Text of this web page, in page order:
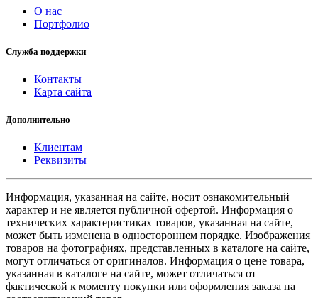
О нас
Портфолио
Служба поддержки
Контакты
Карта сайта
Дополнительно
Клиентам
Реквизиты
Информация, указанная на сайте, носит ознакомительный
характер и не является публичной офертой. Информация о
технических характеристиках товаров, указанная на сайте,
может быть изменена в одностороннем порядке. Изображения
товаров на фотографиях, представленных в каталоге на сайте,
могут отличаться от оригиналов. Информация о цене товара,
указанная в каталоге на сайте, может отличаться от
фактической к моменту покупки или оформления заказа на